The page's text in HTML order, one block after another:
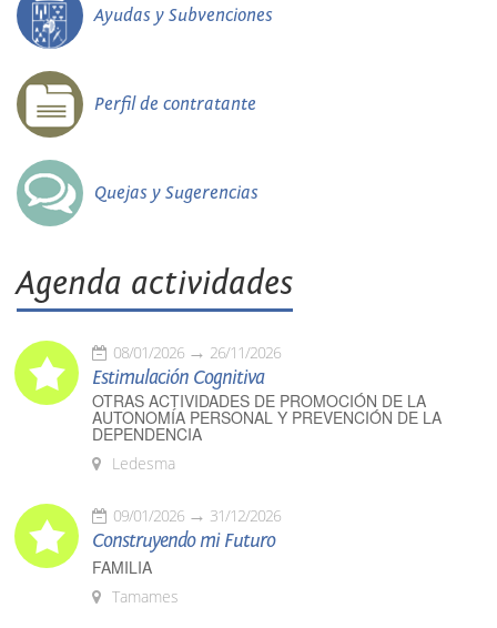
Ayudas y Subvenciones
Perfil de contratante
Quejas y Sugerencias
Agenda actividades
08/01/2026 26/11/2026
Estimulación Cognitiva
OTRAS ACTIVIDADES DE PROMOCIÓN DE LA
AUTONOMÍA PERSONAL Y PREVENCIÓN DE LA
DEPENDENCIA
Ledesma
09/01/2026 31/12/2026
Construyendo mi Futuro
FAMILIA
Tamames